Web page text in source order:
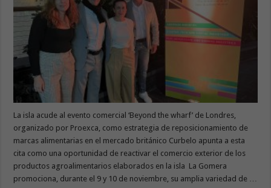
La isla acude al evento comercial ‘Beyond the wharf’ de Londres,
organizado por Proexca, como estrategia de reposicionamiento de
marcas alimentarias en el mercado británico Curbelo apunta a esta
cita como una oportunidad de reactivar el comercio exterior de los
productos agroalimentarios elaborados en la isla La Gomera
promociona, durante el 9 y 10 de noviembre, su amplia variedad de …